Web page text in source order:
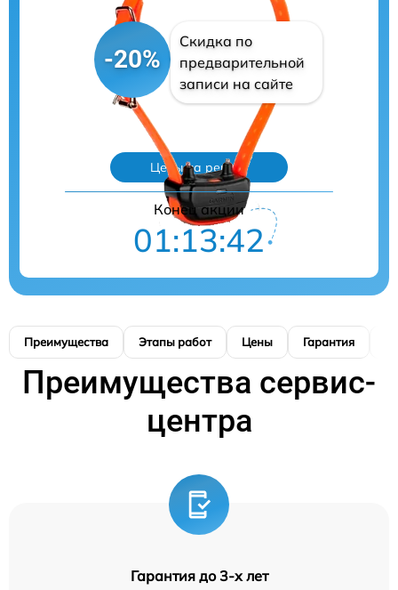
-20%
Скидка по
предварительной
записи на сайте
Цены на ремонт
Конец акции
01:13:41
Преимущества Этапы работ Цены Гарантия
Преимущества сервис-
центра
Гарантия до 3-х лет